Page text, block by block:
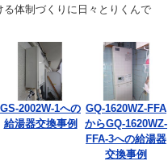
る体制づくりに日々とりくんで
GS-2002W-1への
給湯器交換事例
GQ-1620WZ-FFA
からGQ-1620WZ-
FFA-3への給湯器
交換事例